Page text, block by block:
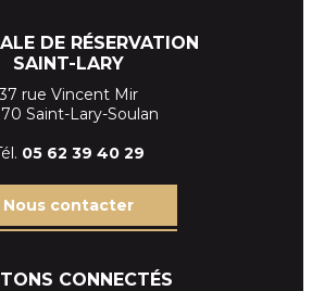
DE RÉSERVATION
SAINT-LARY
37 rue Vincent Mir
Saint-Lary-Soulan
05 62 39 40 29
Nous contacter
CONNECTÉS